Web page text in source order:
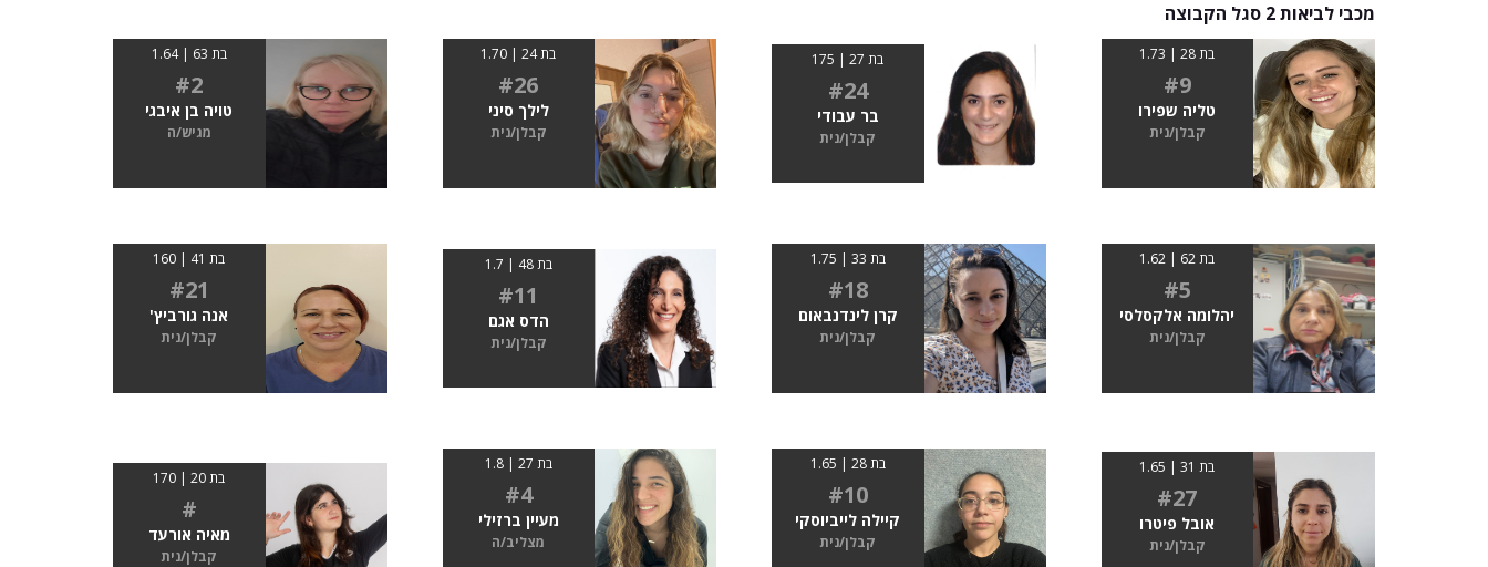
מכבי לביאות 2 סגל הקבוצה
בת 28 | 1.73
#9
טליה שפירו
קבלן/נית
בת 27 | 175
#24
בר עבודי
קבלן/נית
בת 24 | 1.70
#26
לילך סיני
קבלן/נית
בת 63 | 1.64
#2
טויה בן איבגי
מגיש/ה
בת 62 | 1.62
#5
יהלומה אלקסלסי
קבלן/נית
בת 33 | 1.75
#18
קרן לינדנבאום
קבלן/נית
בת 48 | 1.7
#11
הדס אגם
קבלן/נית
בת 41 | 160
#21
אנה גורביץ'
קבלן/נית
בת 31 | 1.65
#27
אובל פיטרו
קבלן/נית
בת 28 | 1.65
#10
קיילה לייביוסקי
קבלן/נית
בת 27 | 1.8
#4
מעיין ברזילי
מצליב/ה
בת 20 | 170
#
מאיה אורעד
קבלן/נית